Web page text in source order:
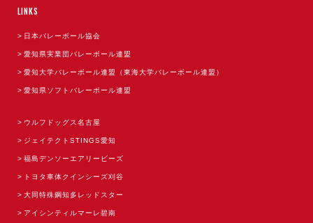
LINKS
日本バレーボール協会
愛知県実業団バレーボール連盟
愛知大学バレーボール連盟（東海大学バレーボール連盟）
愛知県ソフトバレーボール連盟
ウルフドッグス名古屋
ジェイテクトSTINGS愛知
福島デンソーエアリービーズ
トヨタ車体クインシーズ刈谷
大同特殊鋼知多レッドスター
アイシンティルマーレ碧南